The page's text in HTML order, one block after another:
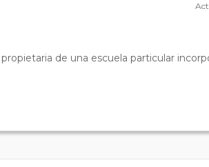
de una escuela particular